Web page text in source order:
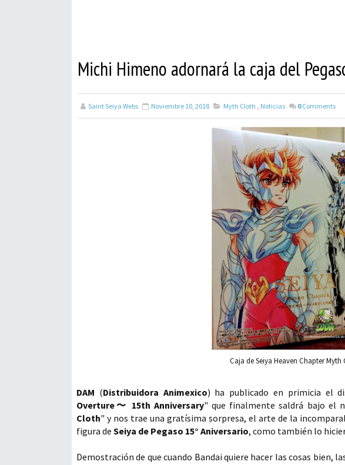
Michi Himeno adornará la caja del
Saint Seiya Webs Noviembre 10, 2018 Myth Cloth , Noticias 0 Comments
Caja de Seiya Heaven Chapter Myth
DAM (Distribuidora Animexico) ha publicado en primicia el
Overture〜 15th Anniversary" que finalmente saldrá bajo el
Cloth" y nos trae una gratísima sorpresa, el arte de la
figura de Seiya de Pegaso 15° Aniversario, como también lo
Demostración de que cuando Bandai quiere hacer las cosas bien,